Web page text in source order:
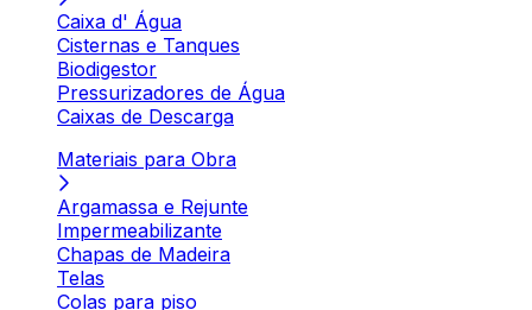
Caixa d' Água
Cisternas e Tanques
Biodigestor
Pressurizadores de Água
Caixas de Descarga
Materiais para Obra
Argamassa e Rejunte
Impermeabilizante
Chapas de Madeira
Telas
Colas para piso